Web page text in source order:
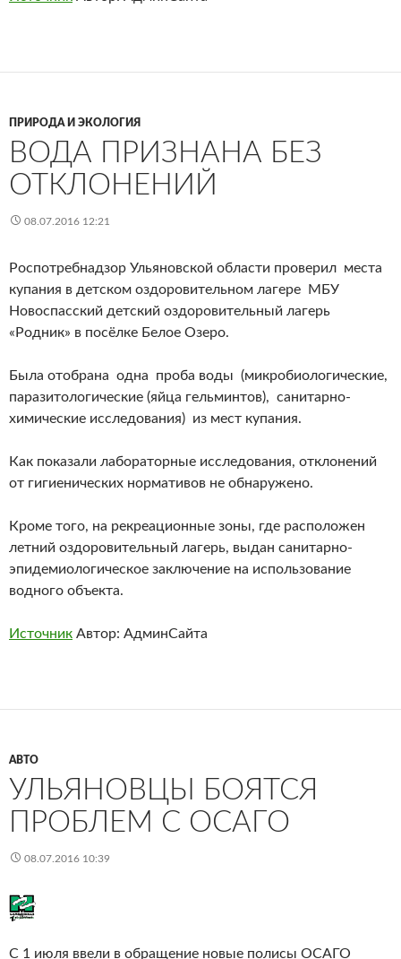
ПРИРОДА И ЭКОЛОГИЯ
ВОДА ПРИЗНАНА БЕЗ
ОТКЛОНЕНИЙ
08.07.2016 12:21
Роспотребнадзор Ульяновской области проверил места
купания в детском оздоровительном лагере МБУ
Новоспасский детский оздоровительный лагерь
«Родник» в посёлке Белое Озеро.
Была отобрана одна проба воды (микробиологические,
паразитологические (яйца гельминтов), санитарно-
химические исследования) из мест купания.
Как показали лабораторные исследования, отклонений
от гигиенических нормативов не обнаружено.
Кроме того, на рекреационные зоны, где расположен
летний оздоровительный лагерь, выдан санитарно-
эпидемиологическое заключение на использование
водного объекта.
Источник Автор: АдминСайта
АВТО
УЛЬЯНОВЦЫ БОЯТСЯ
ПРОБЛЕМ С ОСАГО
08.07.2016 10:39
С 1 июля ввели в обращение новые полисы ОСАГО